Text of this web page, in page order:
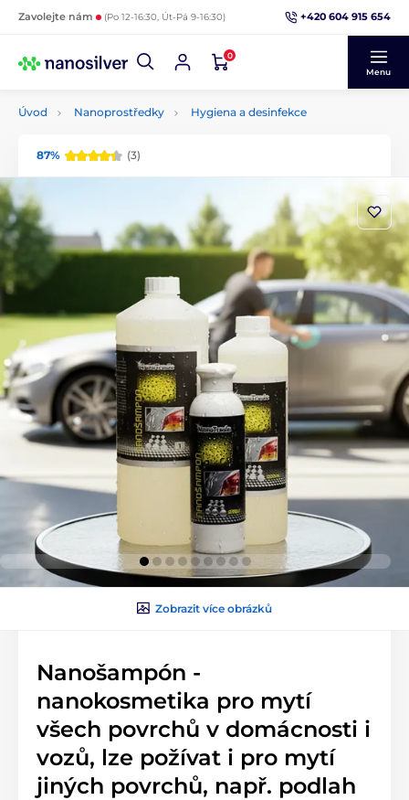
Zavolejte nám (Po 12-16:30, Út-Pá 9-16:30) +420 604 915 654
0
Menu
Úvod Nanoprostředky Hygiena a desinfekce
87% (3)
Zobrazit více obrázků
Nanošampón -
nanokosmetika pro mytí
všech povrchů v domácnosti i
vozů, lze požívat i pro mytí
jiných povrchů, např. podlah